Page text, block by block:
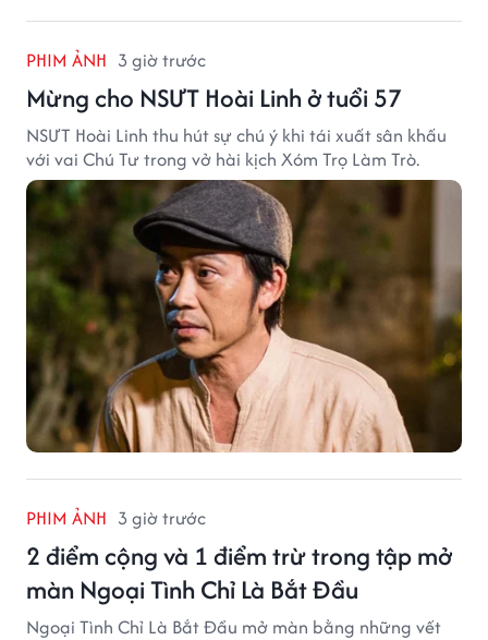
PHIM ẢNH 3 giờ trước
Mừng cho NSƯT Hoài Linh ở tuổi 57
NSƯT Hoài Linh thu hút sự chú ý khi tái xuất sân khấu
với vai Chú Tư trong vở hài kịch Xóm Trọ Làm Trò.
PHIM ẢNH 3 giờ trước
2 điểm cộng và 1 điểm trừ trong tập mở
màn Ngoại Tình Chỉ Là Bắt Đầu
Ngoại Tình Chỉ Là Bắt Đầu mở màn bằng những vết